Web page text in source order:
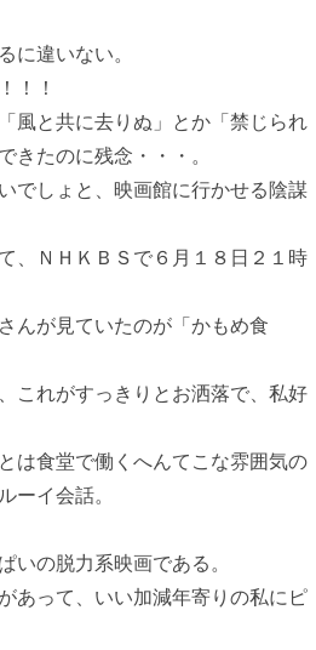
に違いない。
！！
風と共に去りぬ」とか「禁じられ
きたのに残念・・・。
でしょと、映画館に行かせる陰謀
、ＮＨＫＢＳで６月１８日２１時
んが見ていたのが「かもめ食
これがすっきりとお洒落で、私好
は食堂で働くへんてこな雰囲気の
ーイ会話。
の脱力系映画である。
あって、いい加減年寄りの私にピ